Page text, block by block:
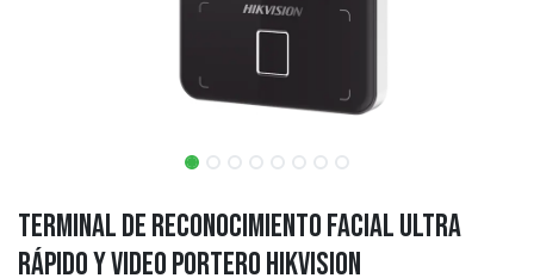
Terminal de Reconocimiento Facial Ultra
Rápido y Video Portero Hikvision